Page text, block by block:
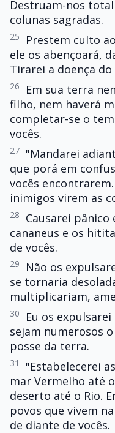
Destruam-nos
colunas sagradas.
25
Prestem culto
ele os abençoará,
Tirarei a doença do
26
Em sua terra
filho, nem haverá
completar-se o
vocês.
27 "Mandarei
que porá em
vocês
inimigos virem as
28
Causarei pânico
cananeus e os
de vocês.
29
Não os
se tornaria
multiplicariam,
30
Eu os
sejam numerosos
posse da terra.
31
"Estabelecerei
mar Vermelho até
deserto até o Rio.
povos que vivem
de diante de vocês.